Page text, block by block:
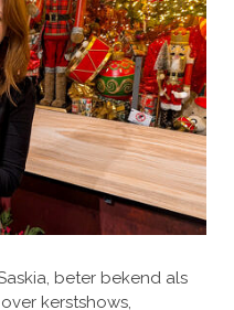
beter bekend als
kerstshows,